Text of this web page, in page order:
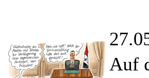
Auf